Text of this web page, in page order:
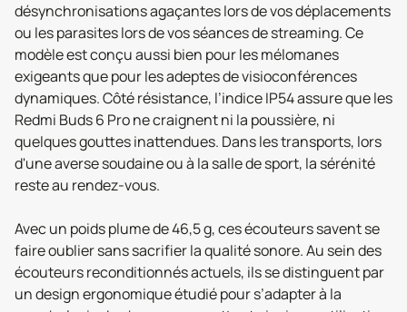
désynchronisations agaçantes lors de vos déplacements
ou les parasites lors de vos séances de streaming. Ce
modèle est conçu aussi bien pour les mélomanes
exigeants que pour les adeptes de visioconférences
dynamiques. Côté résistance, l’indice IP54 assure que les
Redmi Buds 6 Pro ne craignent ni la poussière, ni
quelques gouttes inattendues. Dans les transports, lors
d'une averse soudaine ou à la salle de sport, la sérénité
reste au rendez-vous.
Avec un poids plume de 46,5 g, ces écouteurs savent se
faire oublier sans sacrifier la qualité sonore. Au sein des
écouteurs reconditionnés actuels, ils se distinguent par
un design ergonomique étudié pour s’adapter à la